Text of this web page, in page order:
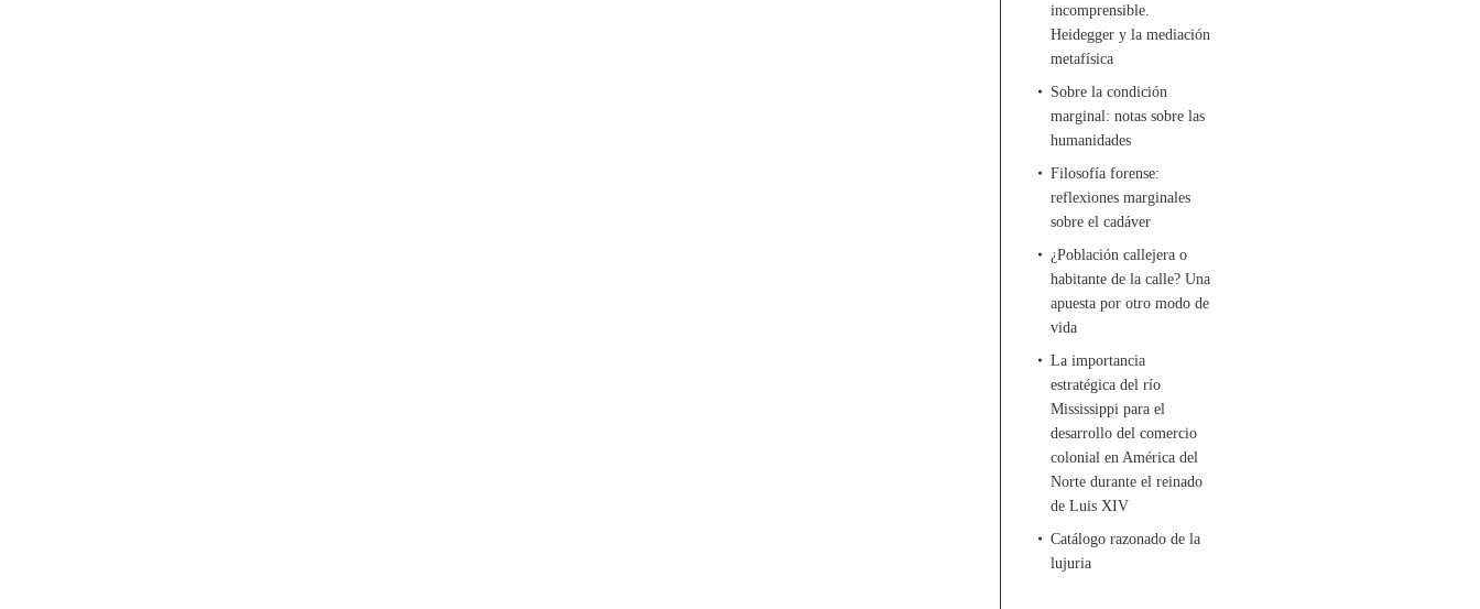
incomprensible.
Heidegger y la mediación
metafísica
Sobre la condición
marginal: notas sobre las
humanidades
Filosofía forense:
reflexiones marginales
sobre el cadáver
¿Población callejera o
habitante de la calle? Una
apuesta por otro modo de
vida
La importancia
estratégica del río
Mississippi para el
desarrollo del comercio
colonial en América del
Norte durante el reinado
de Luis XIV
Catálogo razonado de la
lujuria